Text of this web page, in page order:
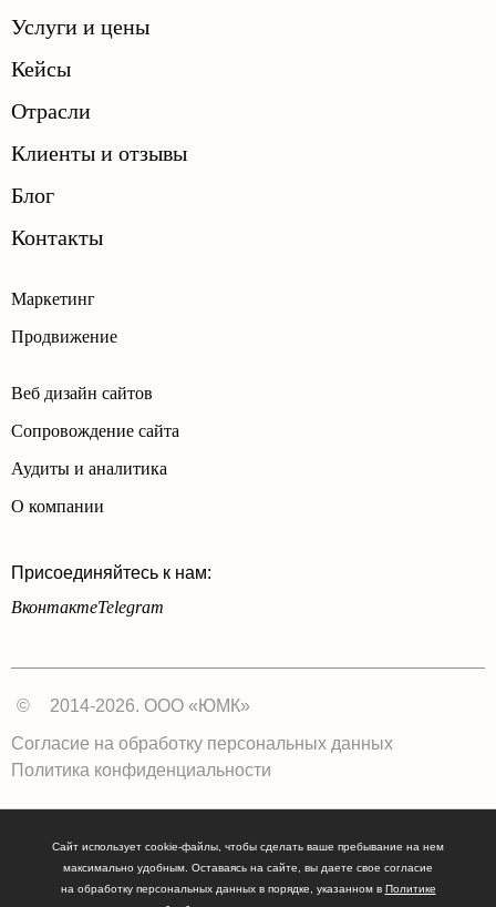
Маркетинг
Продвижение
Веб дизайн сайтов
Сопровождение сайта
Аудиты и аналитика
О компании
Присоединяйтесь к нам:
ВконтактеTelegram
Услуги и цены
Кейсы
Отрасли
Клиенты и отзывы
Блог
Контакты
©
2014-2026. ООО «ЮМК»
Согласие на обработку персональных данных
Политика конфиденциальности
Сайт использует cookie-файлы, чтобы сделать ваше пребывание на нем
максимально удобным. Оставаясь на сайте, вы даете свое согласие
на обработку персональных данных в порядке, указанном в Политике